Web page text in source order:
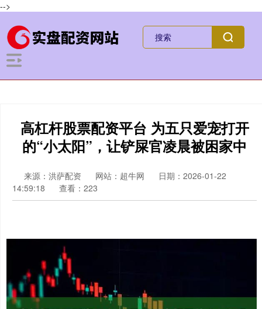
-->
高杠杆股票配资平台 为五只爱宠打开
的“小太阳”，让铲屎官凌晨被困家中
来源：洪萨配资 网站：超牛网
日期：2026-01-22
14:59:18
查看：223